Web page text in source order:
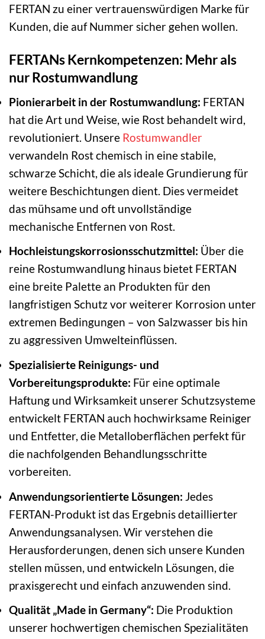
FERTAN zu einer vertrauenswürdigen Marke für
Kunden, die auf Nummer sicher gehen wollen.
FERTANs Kernkompetenzen: Mehr als
nur Rostumwandlung
Pionierarbeit in der Rostumwandlung: FERTAN
hat die Art und Weise, wie Rost behandelt wird,
revolutioniert. Unsere Rostumwandler
verwandeln Rost chemisch in eine stabile,
schwarze Schicht, die als ideale Grundierung für
weitere Beschichtungen dient. Dies vermeidet
das mühsame und oft unvollständige
mechanische Entfernen von Rost.
Hochleistungskorrosionsschutzmittel: Über die
reine Rostumwandlung hinaus bietet FERTAN
eine breite Palette an Produkten für den
langfristigen Schutz vor weiterer Korrosion unter
extremen Bedingungen – von Salzwasser bis hin
zu aggressiven Umwelteinflüssen.
Spezialisierte Reinigungs- und
Vorbereitungsprodukte: Für eine optimale
Haftung und Wirksamkeit unserer Schutzsysteme
entwickelt FERTAN auch hochwirksame Reiniger
und Entfetter, die Metalloberflächen perfekt für
die nachfolgenden Behandlungsschritte
vorbereiten.
Anwendungsorientierte Lösungen: Jedes
FERTAN-Produkt ist das Ergebnis detaillierter
Anwendungsanalysen. Wir verstehen die
Herausforderungen, denen sich unsere Kunden
stellen müssen, und entwickeln Lösungen, die
praxisgerecht und einfach anzuwenden sind.
Qualität „Made in Germany“: Die Produktion
unserer hochwertigen chemischen Spezialitäten